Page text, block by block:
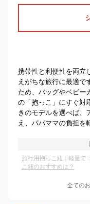
携帯性と利便性を両立
えがちな旅行に最適で
ため、バッグやベビー
の「抱っこ」にすぐ対
きのモデルを選べば、
え、パパママの負担を
旅行用抱っこ紐｜軽量で
こ紐のおすすめは？
全ての